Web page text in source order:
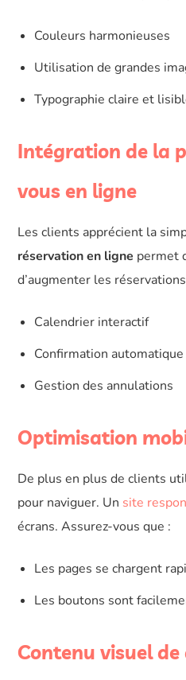
Couleurs harmonieuses
Utilisation de grandes
Typographie claire et
Intégration de la
vous en ligne
Les clients apprécient la
réservation en ligne permet
d’augmenter les
Calendrier interactif
Confirmation
Gestion des annulations
Optimisation
De plus en plus de clients
pour naviguer. Un site
écrans. Assurez-vous que :
Les pages se chargent
Les boutons sont
Contenu visuel